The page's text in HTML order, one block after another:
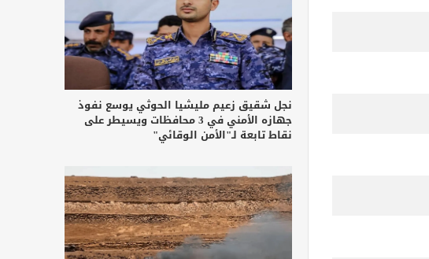
نجل شقيق زعيم مليشيا الحوثي يوسع نفوذ
جهازه الأمني في 3 محافظات ويسيطر على
نقاط تابعة لـ"الأمن الوقائي"